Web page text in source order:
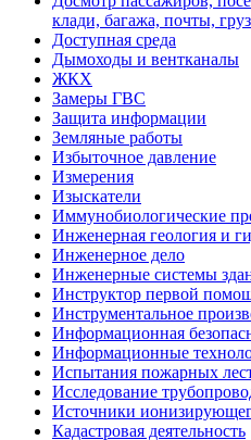
клади, багажа, почты,
Доступная среда
Дымоходы и вентканалы
ЖКХ
Замеры ГВС
Защита информации
Земляные работы
Избыточное давление
Измерения
Изыскатели
Иммунобиологические
Инженерная геология и
Инженерное дело
Инженерные системы
Инструктор первой
Инструментальное
Информационная
Информационные
Испытания пожарных
Исследование
Источники
Кадастровая деятельность